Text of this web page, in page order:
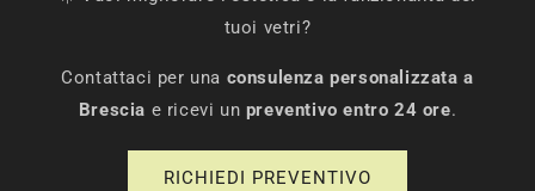
tuoi vetri?
Contattaci per una consulenza personalizzata a
Brescia e ricevi un preventivo entro 24 ore.
RICHIEDI PREVENTIVO